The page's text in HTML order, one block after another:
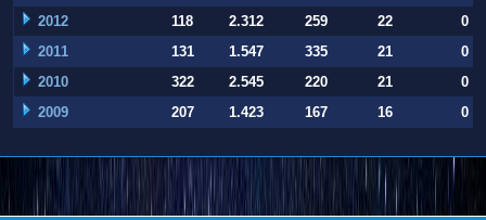
2012
118 2.312 259 22
0
2011
131 1.547 335 21
0
2010
322 2.545 220 21
0
2009
207 1.423 167 16 0